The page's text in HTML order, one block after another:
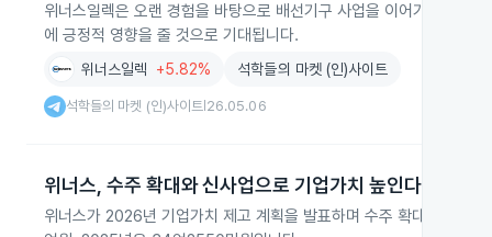
위너스일렉은 오랜 경험을 바탕으로 배선기구 사업을 이어가며, AMI
에 긍정적 영향을 줄 것으로 기대됩니다.
위너스일렉 +5.82% 석학들의 마켓 (인)사이트
석학들의 마켓 (인)사이트 26.05.06
위너스, 수주 확대와 신사업으로 기업가치 높인다
위너스가 2026년 기업가치 제고 계획을 발표하며 수주 확대와 거래